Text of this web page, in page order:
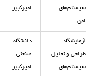
سیستم‌های
امن
امیرکبیر
آزمایشگاه
طراحی و تحلیل
سیستم‌های
دانشگاه
صنعتی
امیرکبیر